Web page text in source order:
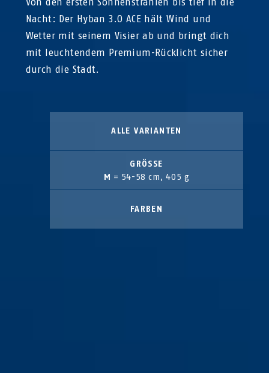
Nacht: Der Hyban 3.0 ACE hält Wind und
Wetter mit seinem Visier ab und bringt dich
mit leuchtendem Premium-Rücklicht sicher
durch die Stadt.
ALLE VARIANTEN
GRÖSSE
M = 54-58 cm, 405 g
FARBEN